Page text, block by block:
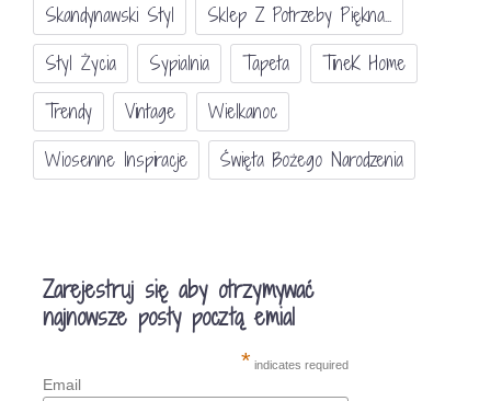
Skandynawski Styl
Sklep Z Potrzeby Piękna...
Styl Życia
Sypialnia Tapeta
TineK Home
Trendy
Vintage
Wielkanoc
Wiosenne Inspiracje
Święta Bożego Narodzenia
Zarejestruj się aby otrzymywać
najnowsze posty pocztą emial
* indicates required
Email